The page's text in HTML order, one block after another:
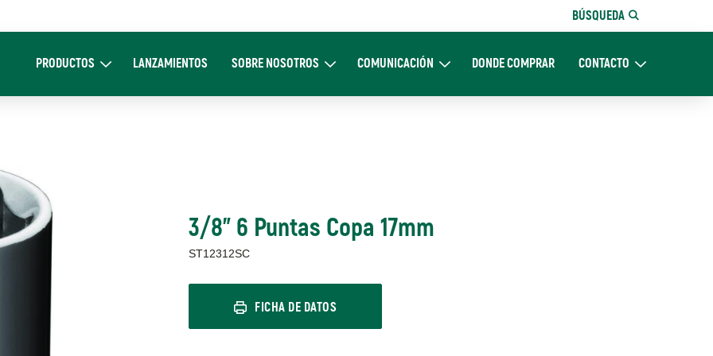
BÚSQUEDA
navigation
PRODUCTOSExpand ProductosLANZAMIENTOS SOBRE NOSOTROSExpand Sobre NosotrosCOMUNICACIÓNExpand ComunicaciónDONDE COMPRAR CONTACTOExpand CONTACTO
3/8" 6 Puntas Copa 17mm
ST12312SC
FICHA DE DATOS